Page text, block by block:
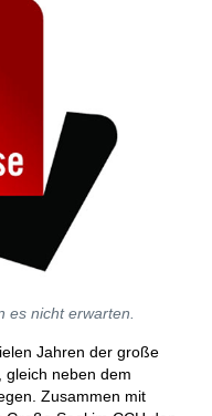
es nicht erwarten.
Jahren der große
gleich neben dem
Zusammen mit